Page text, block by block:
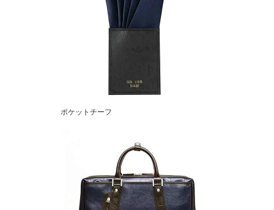
ポケットチーフ